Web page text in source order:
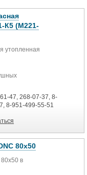
К5 (M221-
утопленная
(тонкость
МПа
47, 268-07-37, 8-
8-951-499-55-51
80x50
в